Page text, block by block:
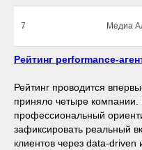
7 Медиа
Рейтинг performance-
Рейтинг проводится
приняло четыре компании.
профессиональный
зафиксировать реальный
клиентов через data-